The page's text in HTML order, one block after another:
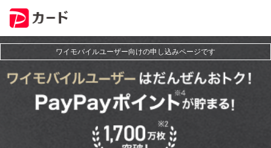
ワ
バ
ワイモバイルユーザー向けの申し込みページです